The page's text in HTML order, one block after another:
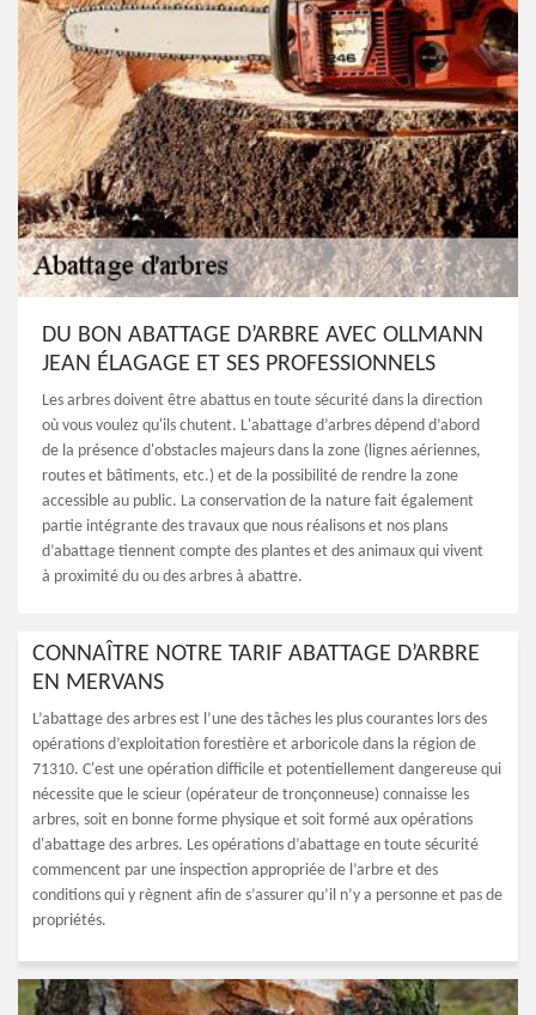
DU BON ABATTAGE D’ARBRE AVEC OLLMANN
JEAN ÉLAGAGE ET SES PROFESSIONNELS
Les arbres doivent être abattus en toute sécurité dans la direction
où vous voulez qu'ils chutent. L'abattage d’arbres dépend d’abord
de la présence d'obstacles majeurs dans la zone (lignes aériennes,
routes et bâtiments, etc.) et de la possibilité de rendre la zone
accessible au public. La conservation de la nature fait également
partie intégrante des travaux que nous réalisons et nos plans
d’abattage tiennent compte des plantes et des animaux qui vivent
à proximité du ou des arbres à abattre.
CONNAÎTRE NOTRE TARIF ABATTAGE D’ARBRE
EN MERVANS
L’abattage des arbres est l’une des tâches les plus courantes lors des
opérations d’exploitation forestière et arboricole dans la région de
71310. C'est une opération difficile et potentiellement dangereuse qui
nécessite que le scieur (opérateur de tronçonneuse) connaisse les
arbres, soit en bonne forme physique et soit formé aux opérations
d'abattage des arbres. Les opérations d’abattage en toute sécurité
commencent par une inspection appropriée de l’arbre et des
conditions qui y règnent afin de s’assurer qu’il n’y a personne et pas de
propriétés.